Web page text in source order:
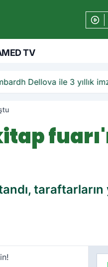
TV
Dellova ile 3 yıllık